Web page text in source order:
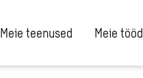
Meie teenused Meie tööd